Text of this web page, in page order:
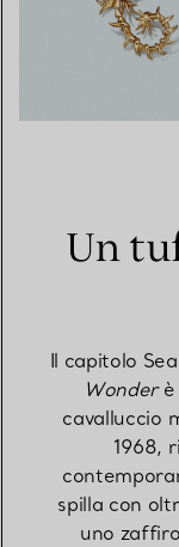
Un
Il capitolo
Wonderè
cavalluccio
1968,
spilla con
uno